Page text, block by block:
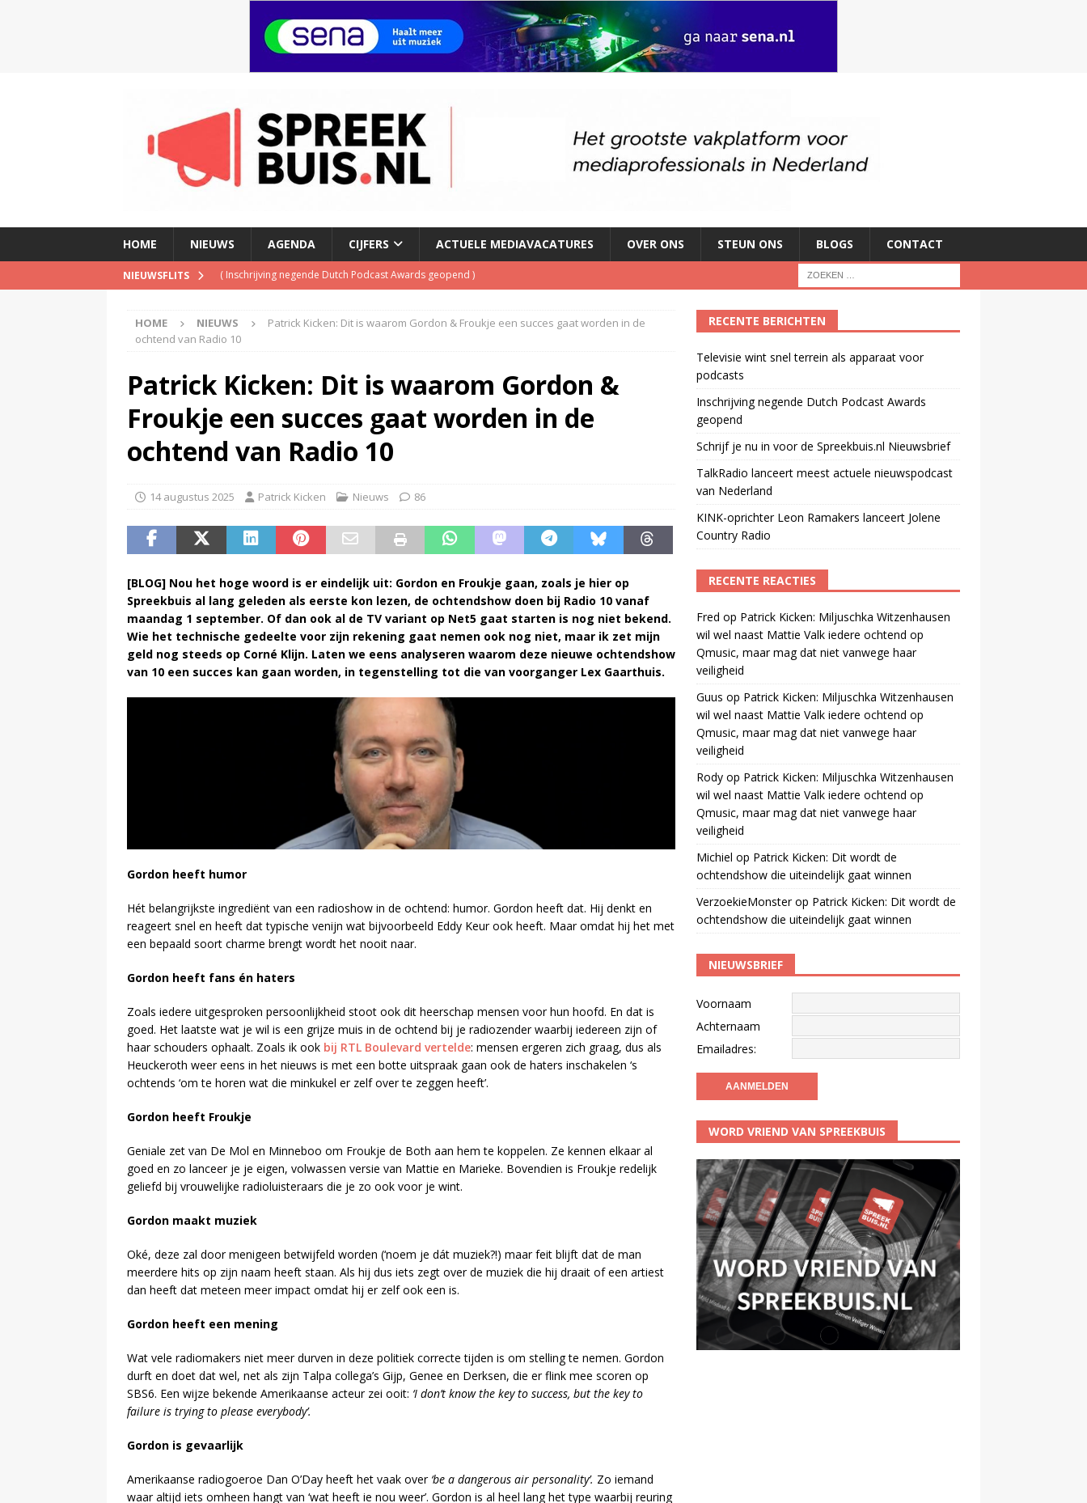
HOME NIEUWS AGENDA CIJFERS ACTUELE MEDIAVACATURES OVER ONS STEUN ONS BLOGS CONTACT
NIEUWSFLITS ( Inschrijving negende Dutch Podcast Awards geopend )
(TalkRadio lanceert meest actuele nieuwspodcast van Nederland)
Televisie wint snel terrein als apparaat voor podcasts)
HOME NIEUWS
Patrick Kicken: Dit is waarom Gordon & Froukje een succes gaat worden in de
ochtend van Radio 10
Patrick Kicken: Dit is waarom Gordon &
Froukje een succes gaat worden in de
ochtend van Radio 10
14 augustus 2025 Patrick Kicken Nieuws 86
[BLOG] Nou het hoge woord is er eindelijk uit: Gordon en Froukje gaan, zoals je hier op
Spreekbuis al lang geleden als eerste kon lezen, de ochtendshow doen bij Radio 10 vanaf
maandag 1 september. Of dan ook al de TV variant op Net5 gaat starten is nog niet bekend.
Wie het technische gedeelte voor zijn rekening gaat nemen ook nog niet, maar ik zet mijn
geld nog steeds op Corné Klijn. Laten we eens analyseren waarom deze nieuwe ochtendshow
van 10 een succes kan gaan worden, in tegenstelling tot die van voorganger Lex Gaarthuis.
Gordon heeft humor
Hét belangrijkste ingrediënt van een radioshow in de ochtend: humor. Gordon heeft dat. Hij denkt en
reageert snel en heeft dat typische venijn wat bijvoorbeeld Eddy Keur ook heeft. Maar omdat hij het met
een bepaald soort charme brengt wordt het nooit naar.
Gordon heeft fans én haters
Zoals iedere uitgesproken persoonlijkheid stoot ook dit heerschap mensen voor hun hoofd. En dat is
goed. Het laatste wat je wil is een grijze muis in de ochtend bij je radiozender waarbij iedereen zijn of
haar schouders ophaalt. Zoals ik ook bij RTL Boulevard vertelde: mensen ergeren zich graag, dus als
Heuckeroth weer eens in het nieuws is met een botte uitspraak gaan ook de haters inschakelen ‘s
ochtends ‘om te horen wat die minkukel er zelf over te zeggen heeft’.
Gordon heeft Froukje
Geniale zet van De Mol en Minneboo om Froukje de Both aan hem te koppelen. Ze kennen elkaar al
goed en zo lanceer je je eigen, volwassen versie van Mattie en Marieke. Bovendien is Froukje redelijk
geliefd bij vrouwelijke radioluisteraars die je zo ook voor je wint.
Gordon maakt muziek
Oké, deze zal door menigeen betwijfeld worden (‘noem je dát muziek?!) maar feit blijft dat de man
meerdere hits op zijn naam heeft staan. Als hij dus iets zegt over de muziek die hij draait of een artiest
dan heeft dat meteen meer impact omdat hij er zelf ook een is.
Gordon heeft een mening
Wat vele radiomakers niet meer durven in deze politiek correcte tijden is om stelling te nemen. Gordon
durft en doet dat wel, net als zijn Talpa collega’s Gijp, Genee en Derksen, die er flink mee scoren op
SBS6. Een wijze bekende Amerikaanse acteur zei ooit: ‘I don’t know the key to success, but the key to
failure is trying to please everybody’.
Gordon is gevaarlijk
Amerikaanse radiogoeroe Dan O’Day heeft het vaak over ‘be a dangerous air personality’. Zo iemand
waar altijd iets omheen hangt van ‘wat heeft ie nou weer’. Gordon is al heel lang het type waarbij reuring
RECENTE BERICHTEN
Televisie wint snel terrein als apparaat voor
podcasts
Inschrijving negende Dutch Podcast Awards
geopend
Schrijf je nu in voor de Spreekbuis.nl Nieuwsbrief
TalkRadio lanceert meest actuele nieuwspodcast
van Nederland
KINK-oprichter Leon Ramakers lanceert Jolene
Country Radio
RECENTE REACTIES
Fred op Patrick Kicken: Miljuschka Witzenhausen
wil wel naast Mattie Valk iedere ochtend op
Qmusic, maar mag dat niet vanwege haar
veiligheid
Guus op Patrick Kicken: Miljuschka Witzenhausen
wil wel naast Mattie Valk iedere ochtend op
Qmusic, maar mag dat niet vanwege haar
veiligheid
Rodyop Patrick Kicken: Miljuschka Witzenhausen
wil wel naast Mattie Valk iedere ochtend op
Qmusic, maar mag dat niet vanwege haar
veiligheid
Michiel op Patrick Kicken: Dit wordt de
ochtendshow die uiteindelijk gaat winnen
VerzoekieMonsterop Patrick Kicken: Dit wordt de
ochtendshow die uiteindelijk gaat winnen
NIEUWSBRIEF
Voornaam
Achternaam
Emailadres:
WORD VRIEND VAN SPREEKBUIS